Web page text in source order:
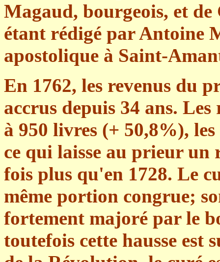
Magaud, bourgeois, et
étant rédigé par Antoine
apostolique à Saint-
En 1762, les revenus du
accrus depuis 34 ans. Les
à 950 livres (+ 50,8%),
ce qui laisse au prieur un
fois plus qu'en 1728. Le
même portion congrue;
fortement majoré par le
toutefois cette hausse est